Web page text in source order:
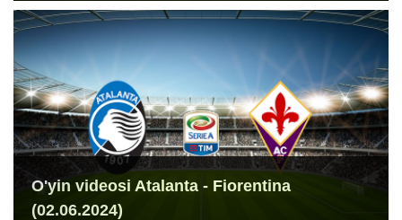
O'yin videosi Atalanta - Fiorentina
(02.06.2024)